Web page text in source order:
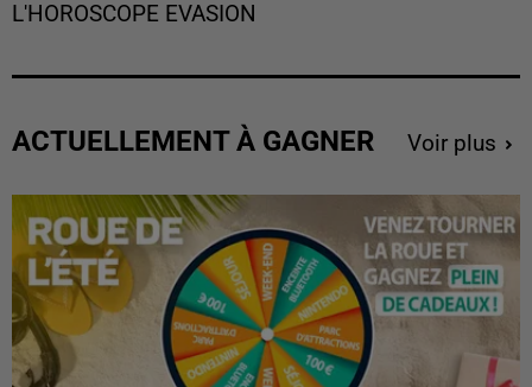
L'HOROSCOPE EVASION
ACTUELLEMENT À GAGNER Voir plus